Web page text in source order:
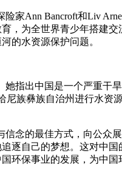
家Ann Bancroft和Liv
为全世界青少年搭建
的水资源保护问题。
指出中国是一个严重
尼族彝族自治州进行水
信念的最佳方式，向公
逐自己的梦想。这对中
环保事业的发展，为中